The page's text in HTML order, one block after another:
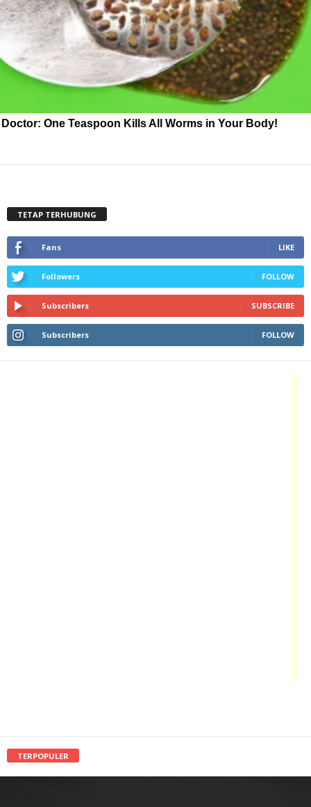
Doctor: One Teaspoon Kills All Worms in Your Body!
TETAP TERHUBUNG
Fans LIKE
Followers FOLLOW
Subscribers SUBSCRIBE
Subscribers FOLLOW
TERPOPULER